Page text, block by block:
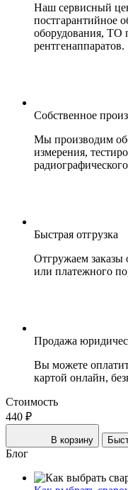
Наш сервисный
постгарантийное
оборудования,
рентгенаппаратов.
Собственное
Мы производим
измерения,
Быстрая отгрузка
Отгружаем заказы
или платежного
Продажа
Вы можете
картой онлайн,
Стоимость
440 ₽
В корзину
Блог